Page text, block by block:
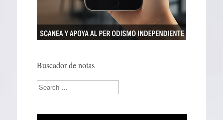
Buscador de notas
Search